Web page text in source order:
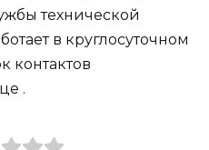
технической
в круглосуточном
контактов
.